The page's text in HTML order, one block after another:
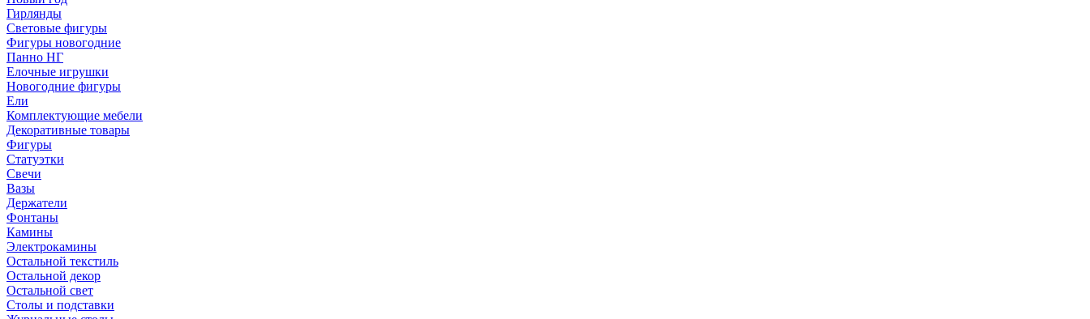
Гирлянды
Световые фигуры
Фигуры новогодние
Панно НГ
Елочные игрушки
Новогодние фигуры
Ели
Комплектующие мебели
Декоративные товары
Фигуры
Статуэтки
Свечи
Вазы
Держатели
Фонтаны
Камины
Электрокамины
Остальной текстиль
Остальной декор
Остальной свет
Столы и подставки